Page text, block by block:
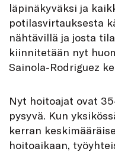
läpinäkyväksi ja
potilasvirtauksesta
nähtävillä ja josta
kiinnitetään nyt
Sainola-Rodriguez
Nyt hoitoajat ovat
pysyvä. Kun
kerran
hoitoaikaan,